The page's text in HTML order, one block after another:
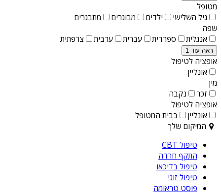
מטופל
גיל השלישי
ילדים מבוגרים
מתבגרים
שפה
אנגלית
ספרדית עברית ערבית צרפתית
ראה עוד 1
אופציה לטיפול
אונליין
מין
זכר
נקבה
אופציה לטיפול
אונליין
בבית המטופל
המיקום שלך
טיפול CBT
התקף חרדה
טיפול בדיכאו
טיפול זוגי
פוסט טראומה